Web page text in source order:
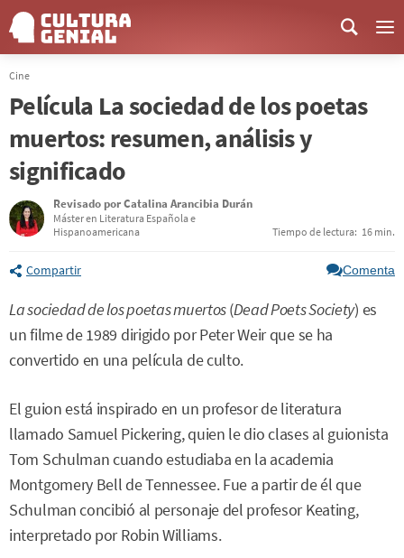
Cine
Película La sociedad de los poetas
muertos: resumen, análisis y
significado
Revisado porCatalina Arancibia Durán
Máster en Literatura Española e
Hispanoamericana
Tiempo de lectura: 16 min.
Compartir Comenta
La sociedad de los poetas muertos(Dead Poets Society) es
un filme de 1989 dirigido por Peter Weir que se ha
convertido en una película de culto.
El guion está inspirado en un profesor de literatura
llamado Samuel Pickering, quien le dio clases al guionista
Tom Schulman cuando estudiaba en la academia
Montgomery Bell de Tennessee. Fue a partir de él que
Schulman concibió al personaje del profesor Keating,
interpretado por Robin Williams.